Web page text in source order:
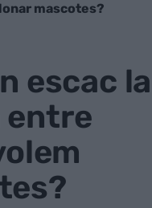
mascotes?
escac la
entre